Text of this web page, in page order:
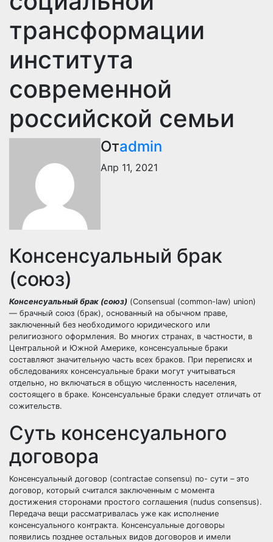
трансформации
института
современной
российской семьи
Отadmin
Апр 11, 2021
Консенсуальный брак
(союз)
Консенсуальный брак (союз) (Consensual (common-law) union)
— брачный союз (брак), основанный на обычном праве,
заключенный без необходимого юридического или
религиозного оформления. Во многих странах, в частности, в
Центральной и Южной Америке, консенсуальные браки
составляют значительную часть всех браков. При переписях и
обследованиях консенсуальные браки могут учитываться
отдельно, но включаться в общую численность населения,
состоящего в браке. Консенсуальные браки следует отличать от
сожительств.
Суть консенсуального
договора
Консенсуальный договор (contractae consensu) по- сути – это
договор, который считался заключенным с момента
достижения сторонами простого соглашения (nudus consensus).
Передача вещи рассматривалась уже как исполнение
консенсуального контракта. Консенсуальные договоры
появились позднее остальных видов договоров и имели